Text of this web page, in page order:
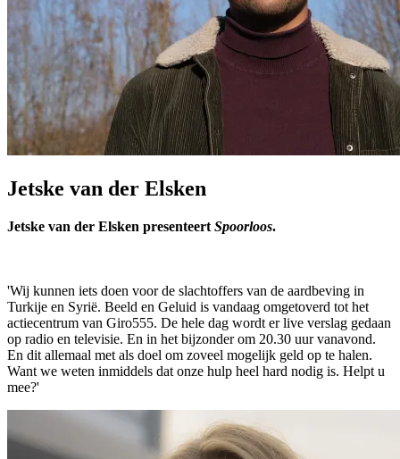
Jetske van der Elsken
Jetske van der Elsken presenteert Spoorloos.
'Wij kunnen iets doen voor de slachtoffers van de aardbeving in
Turkije en Syrië. Beeld en Geluid is vandaag omgetoverd tot het
actiecentrum van Giro555. De hele dag wordt er live verslag gedaan
op radio en televisie. En in het bijzonder om 20.30 uur vanavond.
En dit allemaal met als doel om zoveel mogelijk geld op te halen.
Want we weten inmiddels dat onze hulp heel hard nodig is. Helpt u
mee?'